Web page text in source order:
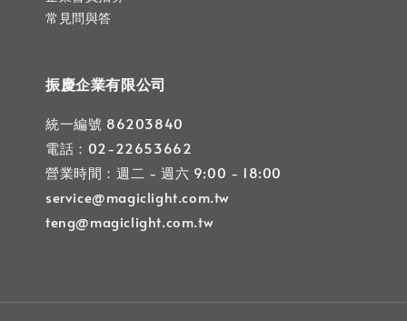
常見問與答
振慶企業有限公司
統一編號 86203840
電話：02-22653662
營業時間：週二 - 週六 9:00 - 18:00
service@magiclight.com.tw
teng@magiclight.com.tw